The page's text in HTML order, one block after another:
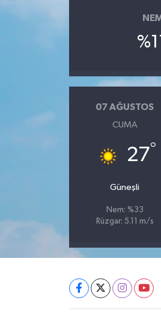
07 AĞUSTOS
CUMA
27°
Güneşli
Nem: %33
Rüzgar: 5.11 m/s